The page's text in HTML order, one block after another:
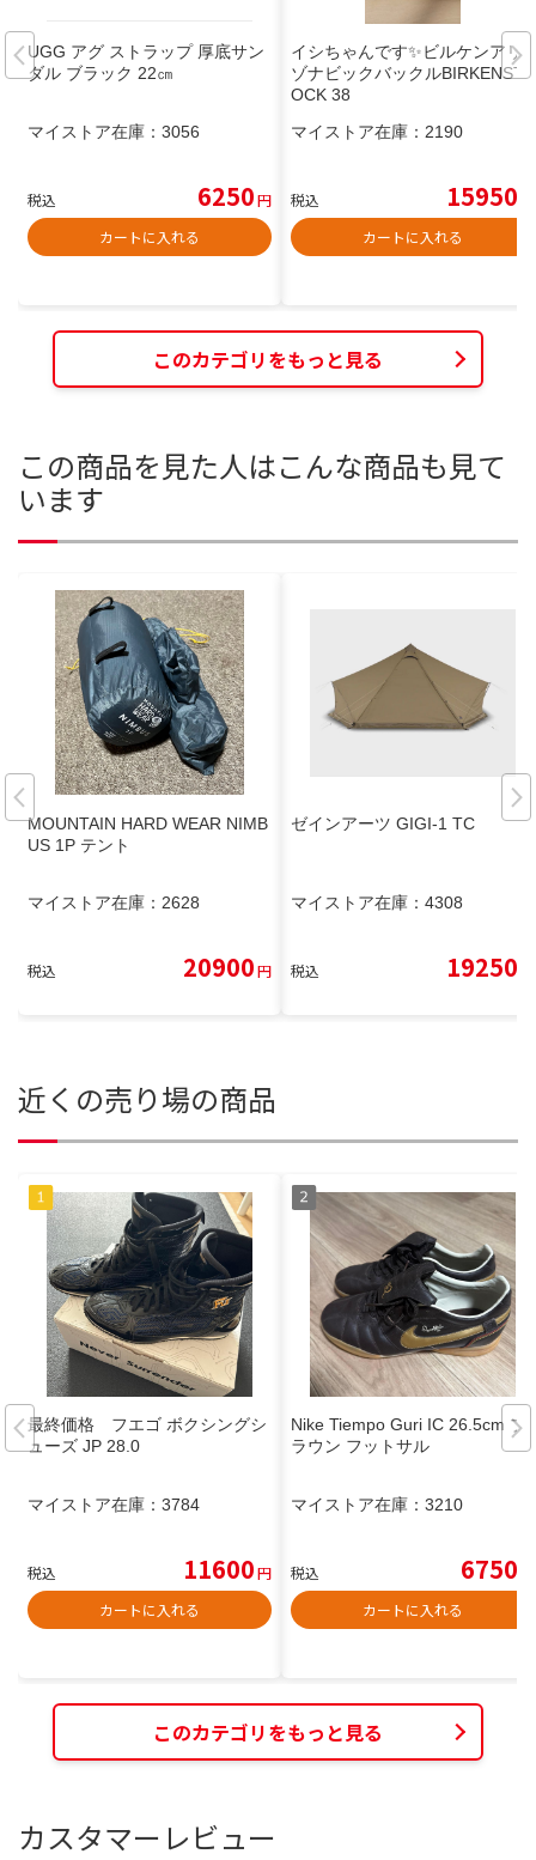
UGG アグ ストラップ 厚底サン
ダル ブラック 22㎝
マイストア在庫： 3056
税込 6250円
カートに入れる
イシちゃんです✨ビルケンアリ
ゾナビックバックルBIRKENST
OCK 38
マイストア在庫： 2190
税込 15950
カートに入れる
このカテゴリをもっと見る
この商品を見た人はこんな商品も見て
います
MOUNTAIN HARD WEAR NIMB
US 1P テント
マイストア在庫： 2628
税込 20900円
ゼインアーツ GIGI-1 TC
マイストア在庫： 4308
税込 19250
近くの売り場の商品
最終価格 フエゴ ボクシングシ
ューズ JP 28.0
マイストア在庫： 3784
税込 11600円
カートに入れる
Nike Tiempo Guri IC 26.5cm ブ
ラウン フットサル
マイストア在庫： 3210
税込 6750
カートに入れる
このカテゴリをもっと見る
カスタマーレビュー